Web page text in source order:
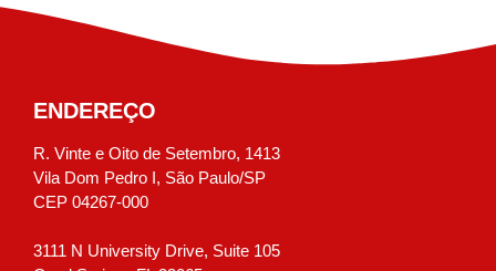
ENDEREÇO
R. Vinte e Oito de Setembro, 1413
Vila Dom Pedro I, São Paulo/SP
CEP 04267-000
3111 N University Drive, Suite 105